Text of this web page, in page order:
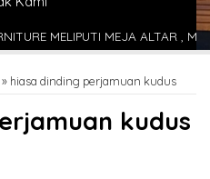
MELIPUTI MEJA ALTAR , MIMBAR
» hiasa dinding perjamuan kudus
kudus